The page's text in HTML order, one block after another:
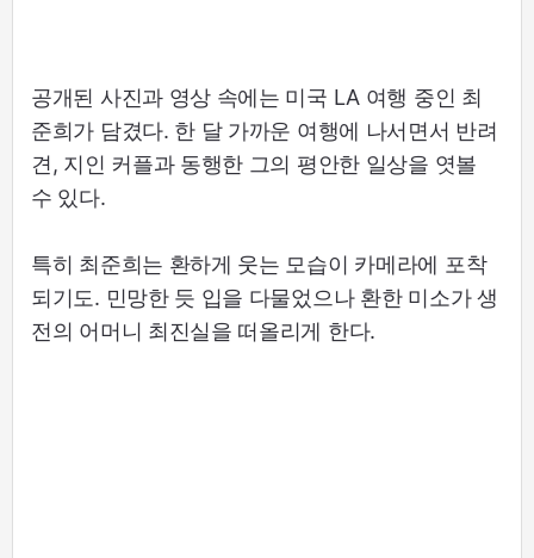
공개된 사진과 영상 속에는 미국 LA 여행 중인 최
준희가 담겼다. 한 달 가까운 여행에 나서면서 반려
견, 지인 커플과 동행한 그의 평안한 일상을 엿볼
수 있다.
특히 최준희는 환하게 웃는 모습이 카메라에 포착
되기도. 민망한 듯 입을 다물었으나 환한 미소가 생
전의 어머니 최진실을 떠올리게 한다.